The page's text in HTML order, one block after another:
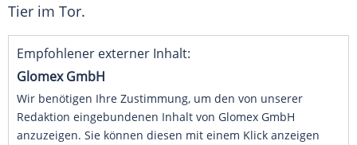
Tier im Tor.
Empfohlener externer Inhalt:
Glomex GmbH
Wir benötigen Ihre Zustimmung, um den von unserer
Redaktion eingebundenen Inhalt von Glomex GmbH
anzuzeigen. Sie können diesen mit einem Klick anzeigen